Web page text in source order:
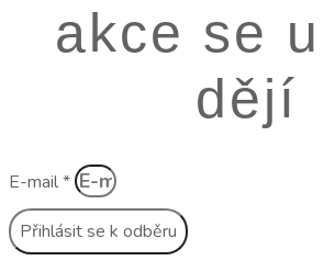
akce se u
dějí
E-mail *
Přihlásit se k odběru